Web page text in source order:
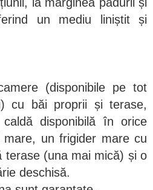
un mediu liniștit și
(disponibile pe tot
cu băi proprii și terase,
disponibilă în orice
un frigider mare cu
terase (una mai mică) și o
deschisă.